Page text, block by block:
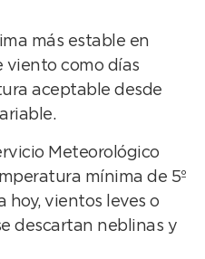
más estable en
viento como días
aceptable desde
Meteorológico
mínima de 5º
hoy, vientos leves o
descartan neblinas y